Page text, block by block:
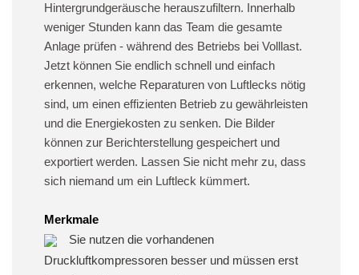
Hintergrundgeräusche herauszufiltern. Innerhalb
weniger Stunden kann das Team die gesamte
Anlage prüfen - während des Betriebs bei Volllast.
Jetzt können Sie endlich schnell und einfach
erkennen, welche Reparaturen von Luftlecks nötig
sind, um einen effizienten Betrieb zu gewährleisten
und die Energiekosten zu senken. Die Bilder
können zur Berichterstellung gespeichert und
exportiert werden. Lassen Sie nicht mehr zu, dass
sich niemand um ein Luftleck kümmert.
Merkmale
Sie nutzen die vorhandenen
Druckluftkompressoren besser und müssen erst